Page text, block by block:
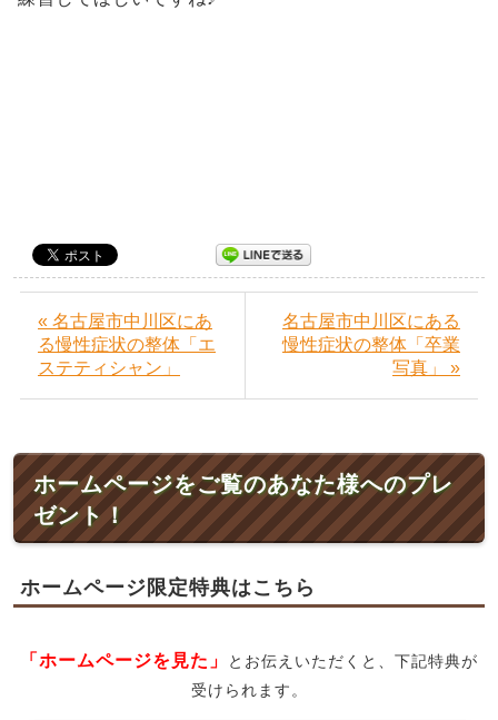
« 名古屋市中川区にあ
る慢性症状の整体「エ
ステティシャン」
名古屋市中川区にある
慢性症状の整体「卒業
写真」 »
ホームページをご覧のあなた様へのプレ
ゼント！
ホームページ限定特典はこちら
「ホームページを見た」
とお伝えいただくと、下記特典が
受けられます。